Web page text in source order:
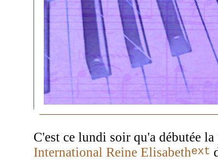
C'est ce lundi soir qu'a débutée
International Reine Elisabethext